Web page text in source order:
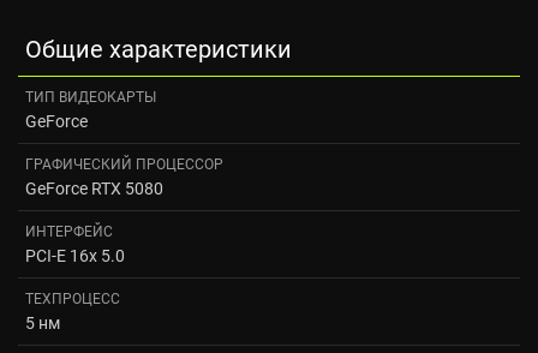
Общие характеристики
ТИП ВИДЕОКАРТЫ
GeForce
ГРАФИЧЕСКИЙ ПРОЦЕССОР
GeForce RTX 5080
ИНТЕРФЕЙС
PCI-E 16x 5.0
ТЕХПРОЦЕСС
5 нм